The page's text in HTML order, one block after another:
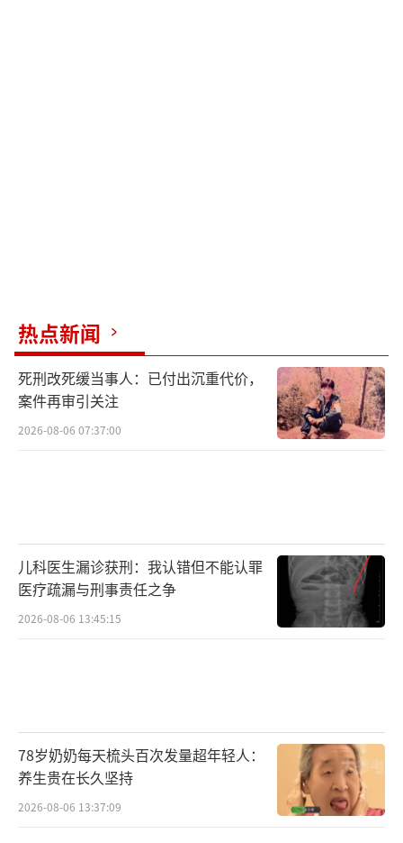
热点新闻
死刑改死缓当事人：已付出沉重代价，
案件再审引关注
2026-08-06 07:37:00
儿科医生漏诊获刑：我认错但不能认罪
医疗疏漏与刑事责任之争
2026-08-06 13:45:15
78岁奶奶每天梳头百次发量超年轻人：
养生贵在长久坚持
2026-08-06 13:37:09